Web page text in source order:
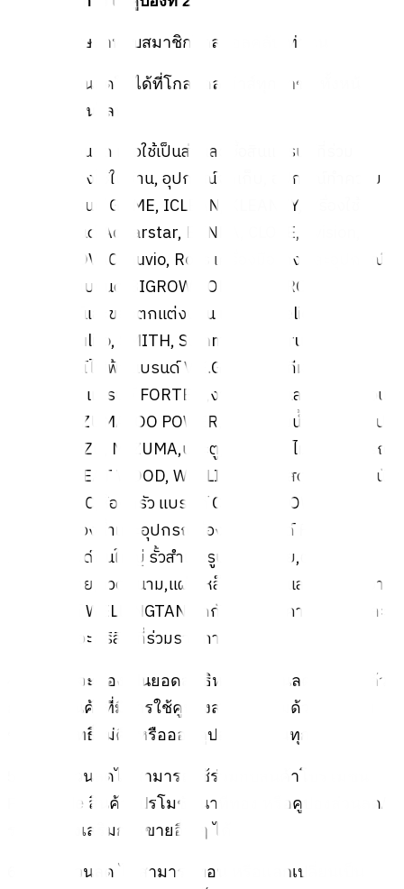
1. สิทธิพิเศษสำหรับสมาชิกโกลบอลคลับเท่านั้น
2. คูปองส่วนลดใช้ได้ที่โกลบอลเฮ้าส์ทุกสาขา ทั้งหน้า
ร้านและออนไลน์
3. คูปองส่วนลด เพื่อใช้เป็นส่วนลดซื้อสินแบรนด์ที่ร่วม
รายการ ของใช้ในบ้าน, อุปกรณ์จัดเก็บ, อุปกรณ์ทำความ
สะอาด แบรนด์ GOME, ICLEAN, KLEANZY,เครื่องใช้
ไฟฟ้า แบรนด์ Aquarstar, BENKA, CLOSE, Evision,I
NOVA, INOVAC, nuvio, Ross เครื่องมือช่าง และอุปกรณ์
ฮาร์ดแวร์ แบรนด์ BIGROW,TORSTEN,PROTX,DL
เฟอร์นิเจอร์และของตกแต่งบ้าน แบรนด์ Delicato,
PROTX, Pulito, SMITH, Summer Set, Truffle,ไฟฟ้า
และอุปกรณ์ไฟฟ้า แบรนด์ V.E.G., EILON,กีฬาและ
สันทนาการ แบรนด์ FORTEM,งานเกษตรและตกแต่งสวน
แบรนด์ MIZUMA, OO POWER, ท่อน้ำ, ปั๊มน้ำระบบประปา
แบรนด์ ANZO, MIZUMA,ประตู, หน้าต่าง, ไม้ และอุปกรณ์
แบรนด์ GREAT WOOD, WELLINGTAN,วัสดุปูพื้นและผนัง
แบรนด์ MAC,ห้องครัว แบรนด์ CLOSE, CROWN, Koch
Kitchen,ห้องน้ำและอุปกรณ์ห้องน้ำ แบรนด์ FORTEM,
IRIS,แบรนด์ปืนใหญ่ รั้วสำเร็จรูป,รั้วตาข่าย,ตะแกรง
เหล็ก,ตาข่าย,ลวดหนาม,แผ่นเหล็กตกแต่ง และอุปกรณ์งาน
รั้ว ,แบรนด์ WELLINGTAN ชุดกันสาดโพลีคาร์บอเนต และ
ชุดกันสาดอะคริลิค ที่ร่วมรายการ
4. ยอดซื้อจะต้องเป็นยอดสุทธิหลังหักส่วนลดต่าง ๆ แล้ว
กรณีคืนสินค้าที่มีการใช้คูปองส่วนลดร่วมด้วย บริษัทฯ
ขอสงวนสิทธิ์ไม่คืนหรือออกคูปองทดแทนทุกกรณี
5. คูปองส่วนลดไม่สามารถใช้ร่วมกับสินค้าโปรโมชั่น
Flash Sale สินค้าโปรโมชั่นนาทีทอง หรือคูปองส่วนลด/
รายการส่งเสริมการขายอื่น ๆ ได้
6. คูปองส่วนลด ไม่สามารถทอน หรือแลกเปลี่ยนเป็น